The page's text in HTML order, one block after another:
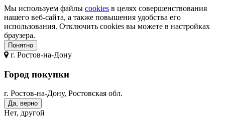
Мы используем файлы cookies в целях совершенствования
нашего веб-сайта, а также повышения удобства его
использования. Отключить cookies вы можете в настройках
браузера.
Понятно
г. Ростов-на-Дону
Город покупки
г. Ростов-на-Дону, Ростовская обл.
Да, верно
Нет, другой